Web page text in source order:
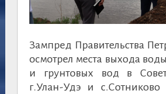
Зампред Правительства
осмотрел места выхода
и грунтовых вод в
г.Улан-Удэ и с.Сотниково